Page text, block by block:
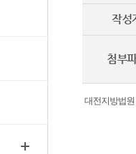
작성
첨부
대전지방법원